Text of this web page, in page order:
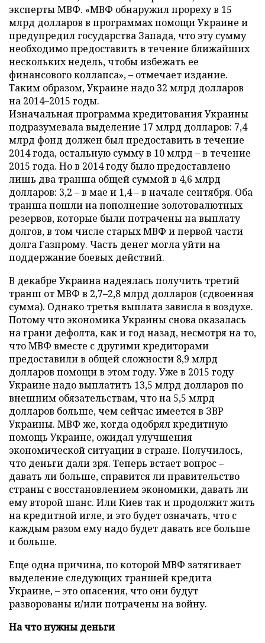
эксперты МВФ. «МВФ обнаружил прореху в 15
млрд долларов в программах помощи Украине и
предупредил государства Запада, что эту сумму
необходимо предоставить в течение ближайших
нескольких недель, чтобы избежать ее
финансового коллапса», – отмечает издание.
Таким образом, Украине надо 32 млрд долларов
на 2014–2015 годы.
Изначальная программа кредитования Украины
подразумевала выделение 17 млрд долларов: 7,4
млрд фонд должен был предоставить в течение
2014 года, остальную сумму в 10 млрд – в течение
2015 года. Но в 2014 году было предоставлено
лишь два транша общей суммой в 4,6 млрд
долларов: 3,2 – в мае и 1,4 – в начале сентября. Оба
транша пошли на пополнение золотовалютных
резервов, которые были потрачены на выплату
долгов, в том числе старых МВФ и первой части
долга Газпрому. Часть денег могла уйти на
поддержание боевых действий.
В декабре Украина надеялась получить третий
транш от МВФ в 2,7–2,8 млрд долларов (сдвоенная
сумма). Однако третья выплата зависла в воздухе.
Потому что экономика Украины снова оказалась
на грани дефолта, как и год назад, несмотря на то,
что МВФ вместе с другими кредиторами
предоставили в общей сложности 8,9 млрд
долларов помощи в этом году. Уже в 2015 году
Украине надо выплатить 13,5 млрд долларов по
внешним обязательствам, что на 5,5 млрд
долларов больше, чем сейчас имеется в ЗВР
Украины. МВФ же, когда одобрял кредитную
помощь Украине, ожидал улучшения
экономической ситуации в стране. Получилось,
что деньги дали зря. Теперь встает вопрос –
давать ли больше, справится ли правительство
страны с восстановлением экономики, давать ли
ему второй шанс. Или Киев так и продолжит жить
на кредитной игле, и это будет означать, что с
каждым разом ему надо будет давать все больше
и больше.
Еще одна причина, по которой МВФ затягивает
выделение следующих траншей кредита
Украине, – это опасения, что они будут
разворованы и/или потрачены на войну.
На что нужны деньги